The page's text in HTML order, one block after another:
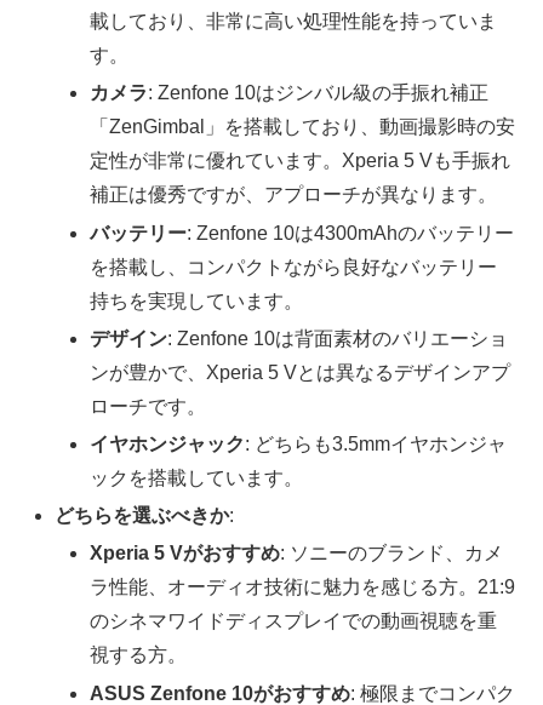
載しており、非常に高い処理性能を持っていま
す。
カメラ: Zenfone 10はジンバル級の手振れ補正
「ZenGimbal」を搭載しており、動画撮影時の安
定性が非常に優れています。Xperia 5 Vも手振れ
補正は優秀ですが、アプローチが異なります。
バッテリー: Zenfone 10は4300mAhのバッテリー
を搭載し、コンパクトながら良好なバッテリー
持ちを実現しています。
デザイン: Zenfone 10は背面素材のバリエーショ
ンが豊かで、Xperia 5 Vとは異なるデザインアプ
ローチです。
イヤホンジャック: どちらも3.5mmイヤホンジャ
ックを搭載しています。
どちらを選ぶべきか:
Xperia 5 Vがおすすめ: ソニーのブランド、カメ
ラ性能、オーディオ技術に魅力を感じる方。21:9
のシネマワイドディスプレイでの動画視聴を重
視する方。
ASUS Zenfone 10がおすすめ: 極限までコンパク